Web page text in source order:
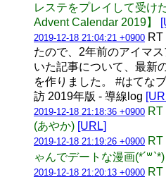
レステをプレイして受け
Advent Calendar 2019】
2019-12-18 21:04:21 +0900
たので、2年前のアイマ
いた記事について、最新
を作りました。 #はてな
訪 2019年版 - 導線log
2019-12-18 21:18:36 +0900 RT
(あやか) [URL]
2019-12-18 21:19:26 +0900
ゃんでデートな漫画(*´꒳`*)
2019-12-18 21:20:13 +0900 RT